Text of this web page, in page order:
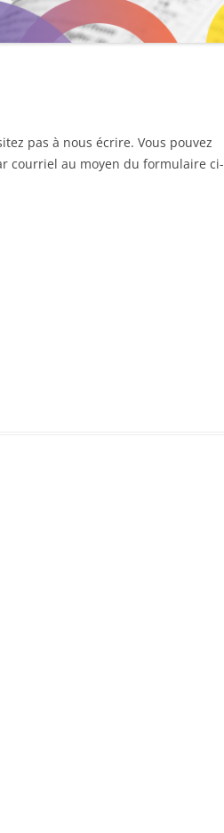
pas à nous écrire. Vous pouvez
courriel au moyen du formulaire ci-